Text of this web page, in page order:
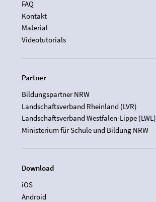
FAQ
Kontakt
Material
Videotutorials
Partner
Bildungspartner NRW
Landschaftsverband Rheinland (LVR)
Landschaftsverband Westfalen-Lippe (LWL)
Ministerium für Schule und Bildung NRW
Download
iOS
Android